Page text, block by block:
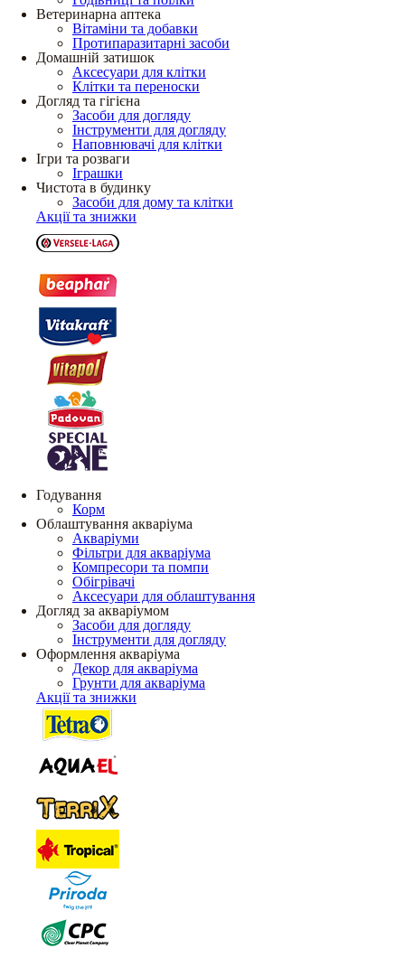
Ветеринарна аптека
Вітаміни та добавки
Протипаразитарні засоби
Домашній затишок
Аксесуари для клітки
Клітки та переноски
Догляд та гігієна
Засоби для догляду
Інструменти для догляду
Наповнювачі для клітки
Ігри та розваги
Іграшки
Чистота в будинку
Засоби для дому та клітки
Акції та знижки
Годування
Корм
Облаштування акваріума
Акваріуми
Фільтри для акваріума
Компресори та помпи
Обігрівачі
Аксесуари для облаштування
Догляд за акваріумом
Засоби для догляду
Інструменти для догляду
Оформлення акваріума
Декор для акваріума
Грунти для акваріума
Акції та знижки